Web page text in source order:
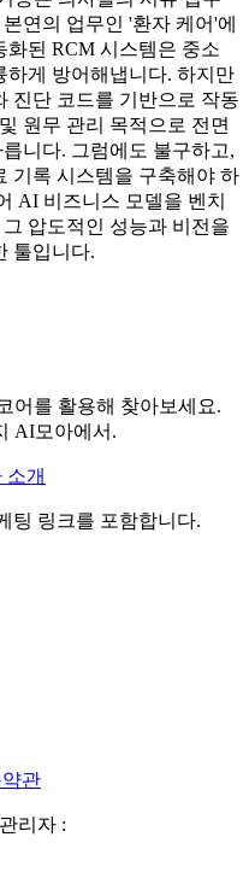
연의 업무인 '환자 케어'에
된 RCM 시스템은 중소
하게 방어해냅니다. 하지만
진단 코드를 기반으로 작동
원무 관리 목적으로 전면
니다. 그럼에도 불구하고,
기록 시스템을 구축해야 하
AI 비즈니스 모델을 벤치
압도적인 성능과 비전을
툴입니다.
어를 활용해 찾아보세요.
AI모아에서.
소개
팅 링크를 포함합니다.
관
관리자 :